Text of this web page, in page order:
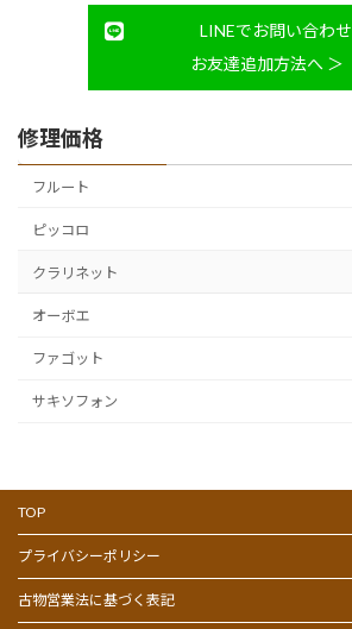
LINEでお問い合わせ
お友達追加方法へ ＞
修理価格
フルート
ピッコロ
クラリネット
オーボエ
ファゴット
サキソフォン
TOP
プライバシーポリシー
古物営業法に基づく表記